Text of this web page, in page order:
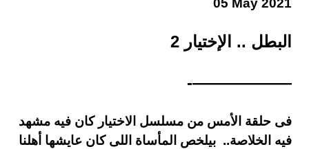
05 May 2021
البطل .. الإختيار 2
——————-
فى حلقة الأمس من مسلسل الاختيار كان فيه مشهد
فيه الخلاصة.. بيلخص المأساة اللى كان عايشها أهلنا